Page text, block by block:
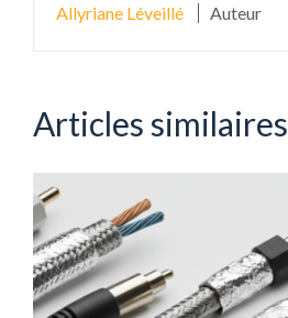
Allyriane Léveillé Auteur
Articles similaires